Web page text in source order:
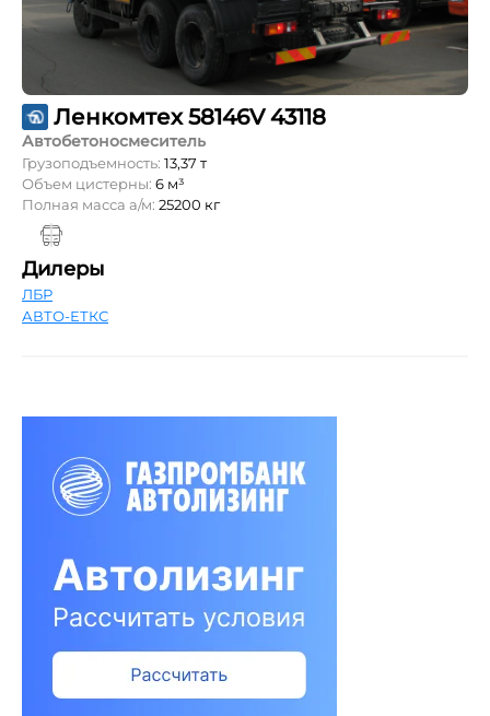
Ленкомтех 58146V 43118
Автобетоносмеситель
Грузоподъемность: 13,37 т
Объем цистерны: 6 м³
Полная масса а/м: 25200 кг
Дилеры
ЛБР
АВТО-ЕТКС